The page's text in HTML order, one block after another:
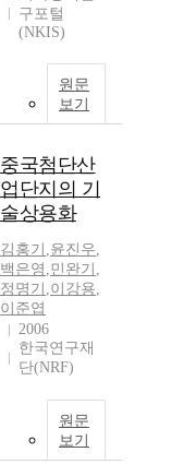
구포털
(NKIS)
원문
보기
중국첨단산
업단지의 기
술상용화
김홍기 ,윤진우,
백은영 ,민완기 ,
정명기 ,이강용,
이준엽
2006
한국연구재
단(NRF)
원문
보기